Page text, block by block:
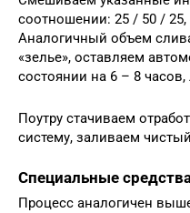
соотношении: 25 / 50 /
Аналогичный объем
«зелье», оставляем
состоянии на 6 – 8
Поутру стачиваем
систему, заливаем
Специальные
Процесс аналогичен